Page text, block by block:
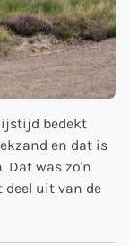
ijstijd bedekt
en dat is
Dat was zo'n
deel uit van de